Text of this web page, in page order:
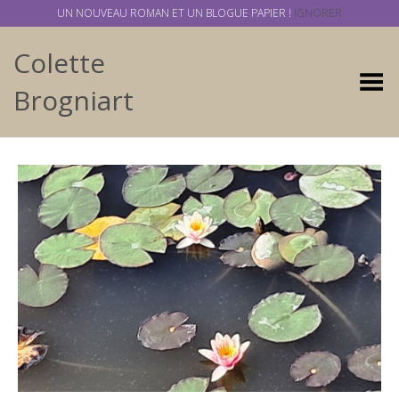
Colette
Brogniart
Basculer
UN NOUVEAU ROMAN ET UN BLOGUE PAPIER ! IGNORER